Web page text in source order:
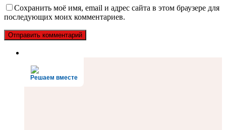
Сохранить моё имя, email и адрес сайта в этом браузере для
последующих моих комментариев.
Решаем вместе